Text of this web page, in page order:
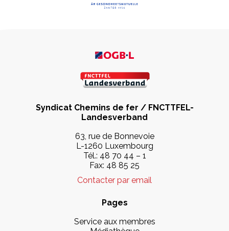
Syndicat Chemins de fer / FNCTTFEL-
Landesverband
63, rue de Bonnevoie
L-1260 Luxembourg
Tél.: 48 70 44 – 1
Fax: 48 85 25
Contacter par email
Pages
Service aux membres